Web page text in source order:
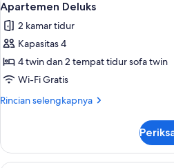
semua
foto
untuk
Apartemen
Deluks
9
Apartemen Deluks
2 kamar tidur
Kapasitas 4
4 twin dan 2 tempat tidur sofa twin
Wi-Fi Gratis
Rincian selengkapnya
Rincian
Apartemen
Deluks